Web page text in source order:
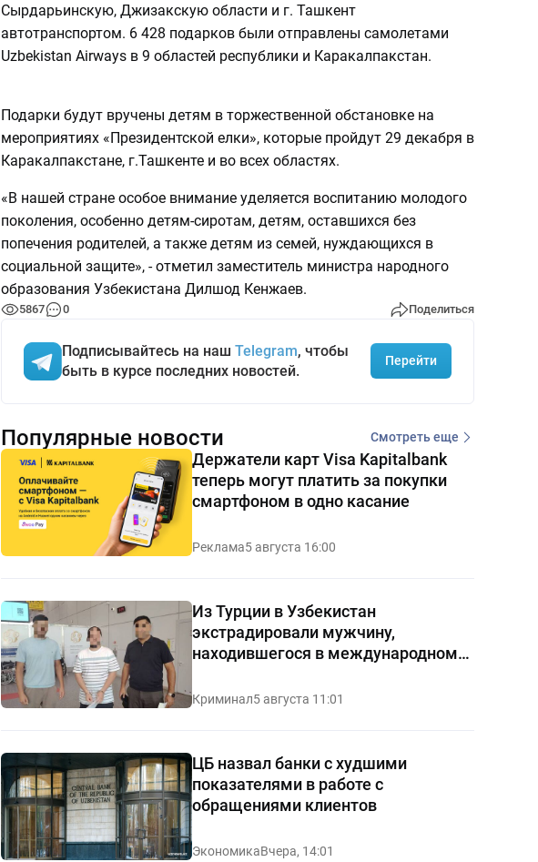
Сырдарьинскую, Джизакскую области и г. Ташкент
автотранспортом. 6 428 подарков были отправлены самолетами
Uzbekistan Airways в 9 областей республики и Каракалпакстан.
Подарки будут вручены детям в торжественной обстановке на
мероприятиях «Президентской елки», которые пройдут 29 декабря в
Каракалпакстане, г.Ташкенте и во всех областях.
«В нашей стране особое внимание уделяется воспитанию молодого
поколения, особенно детям-сиротам, детям, оставшихся без
попечения родителей, а также детям из семей, нуждающихся в
социальной защите», - отметил заместитель министра народного
образования Узбекистана Дилшод Кенжаев.
5867 0 Поделиться
Подписывайтесь на наш Telegram, чтобы
быть в курсе последних новостей.
Перейти
Популярные новости Смотреть еще
Держатели карт Visa Kapitalbank
теперь могут платить за покупки
смартфоном в одно касание
Реклама5 августа 16:00
Из Турции в Узбекистан
экстрадировали мужчину,
находившегося в международном
Криминал5 августа 11:01
ЦБ назвал банки с худшими
показателями в работе с
обращениями клиентов
ЭкономикаВчера, 14:01